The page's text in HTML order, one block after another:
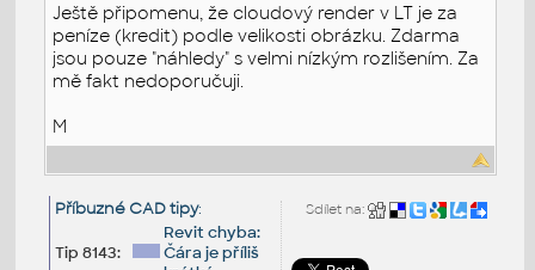
Ještě připomenu, že cloudový render v LT je za
peníze (kredit) podle velikosti obrázku. Zdarma
jsou pouze "náhledy" s velmi nízkým rozlišením. Za
mě fakt nedoporučuji.
M
Sdílet na:
Příbuzné CAD tipy:
Tip 8143:
Revit chyba:
Čára je příliš